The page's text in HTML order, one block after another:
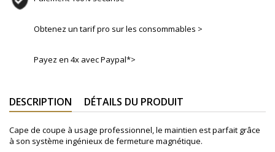
Obtenez un tarif pro sur les consommables >
Payez en 4x avec Paypal*>
DESCRIPTION DÉTAILS DU PRODUIT
Cape de coupe à usage professionnel, le maintien est parfait grâce
à son système ingénieux de fermeture magnétique.